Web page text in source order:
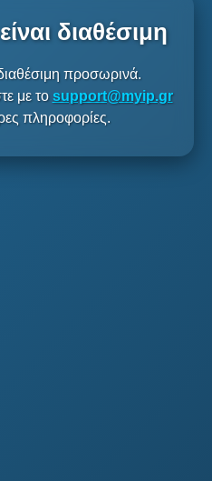
διαθέσιμη
προσωρινά.
με το support@myip.gr
πληροφορίες.